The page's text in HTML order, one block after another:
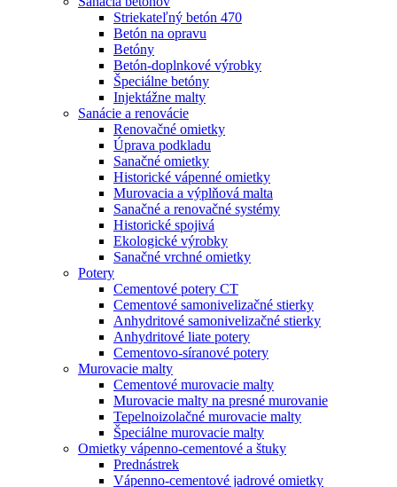
Striekateľný betón 470
Betón na opravu
Betóny
Betón-doplnkové výrobky
Špeciálne betóny
Injektážne malty
Sanácie a renovácie
Renovačné omietky
Úprava podkladu
Sanačné omietky
Historické vápenné omietky
Murovacia a výplňová malta
Sanačné a renovačné systémy
Historické spojivá
Ekologické výrobky
Sanačné vrchné omietky
Potery
Cementové potery CT
Cementové samonivelizačné stierky
Anhydritové samonivelizačné stierky
Anhydritové liate potery
Cementovo-síranové potery
Murovacie malty
Cementové murovacie malty
Murovacie malty na presné murovanie
Tepelnoizolačné murovacie malty
Špeciálne murovacie malty
Omietky vápenno-cementové a štuky
Prednástrek
Vápenno-cementové jadrové omietky